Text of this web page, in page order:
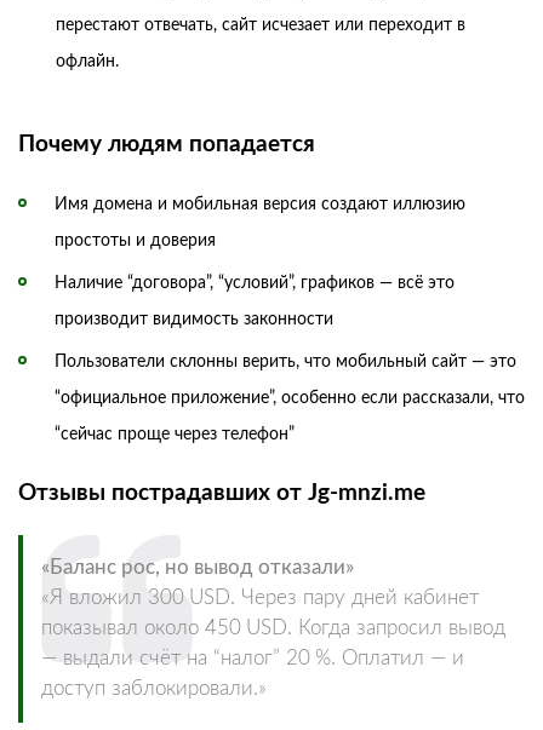
перестают отвечать, сайт исчезает или переходит в
офлайн.
Почему людям попадается
Имя домена и мобильная версия создают иллюзию
простоты и доверия
Наличие “договора”, “условий”, графиков — всё это
производит видимость законности
Пользователи склонны верить, что мобильный сайт — это
“официальное приложение”, особенно если рассказали, что
“сейчас проще через телефон”
Отзывы пострадавших от Jg‑mnzi.me
«Баланс рос, но вывод отказали»
«Я вложил 300 USD. Через пару дней кабинет
показывал около 450 USD. Когда запросил вывод
— выдали счёт на “налог” 20 %. Оплатил — и
доступ заблокировали.»